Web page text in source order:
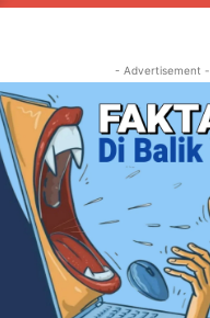
- Advertisement -